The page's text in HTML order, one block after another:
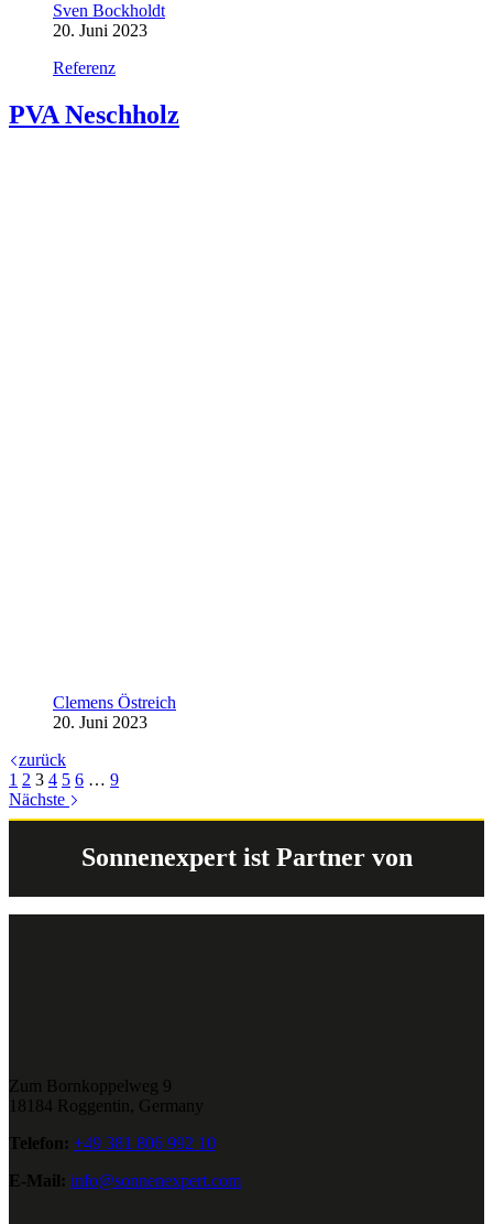
Sven Bockholdt
20. Juni 2023
Referenz
PVA Neschholz
Clemens Östreich
20. Juni 2023
zurück
1 2 3 4 5 6 … 9
Nächste
Sonnenexpert ist Partner von
Zum Bornkoppelweg 9
18184 Roggentin, Germany
Telefon: +49 381 806 992 10
E-Mail: info@sonnenexpert.com